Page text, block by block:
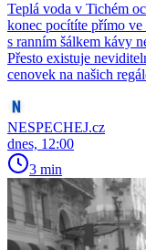
Teplá voda v Tichém
konec pocítíte přímo
s ranním šálkem kávy
Přesto existuje
cenovek na našich
NESPECHEJ.cz
dnes, 12:00
3 min